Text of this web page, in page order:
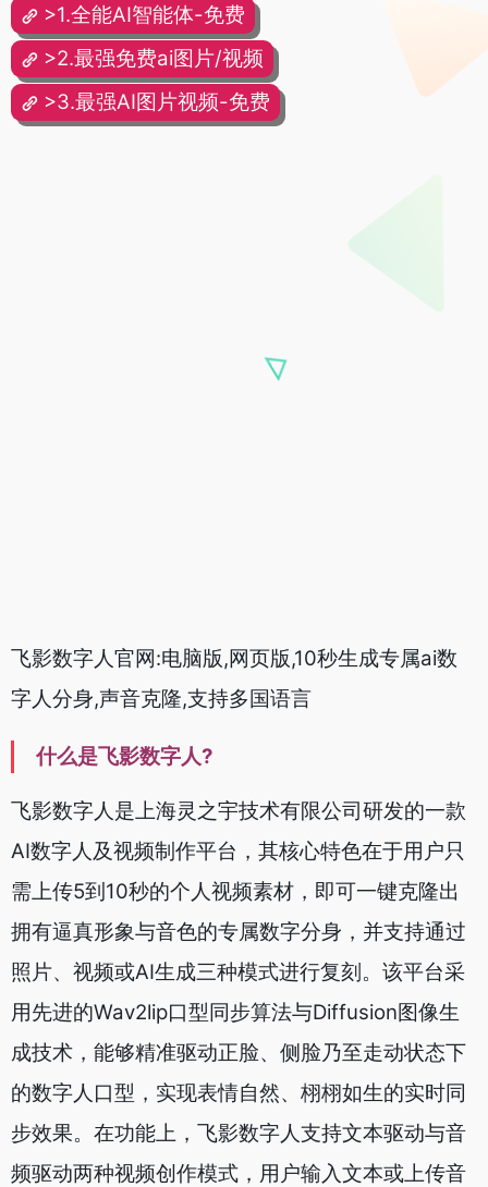
>1.全能AI智能体-免费
>2.最强免费ai图片/视频
>3.最强AI图片视频-免费
飞影数字人官网:电脑版,网页版,10秒生成专属ai数
字人分身,声音克隆,支持多国语言
什么是飞影数字人?
飞影数字人是上海灵之宇技术有限公司研发的一款
AI数字人及视频制作平台，其核心特色在于用户只
需上传5到10秒的个人视频素材，即可一键克隆出
拥有逼真形象与音色的专属数字分身，并支持通过
照片、视频或AI生成三种模式进行复刻。该平台采
用先进的Wav2lip口型同步算法与Diffusion图像生
成技术，能够精准驱动正脸、侧脸乃至走动状态下
的数字人口型，实现表情自然、栩栩如生的实时同
步效果。在功能上，飞影数字人支持文本驱动与音
频驱动两种视频创作模式，用户输入文本或上传音